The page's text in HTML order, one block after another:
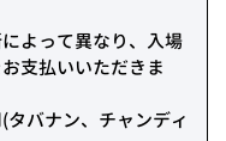
よって異なり、入場
支払いいただきま
タバナン、チャンディ